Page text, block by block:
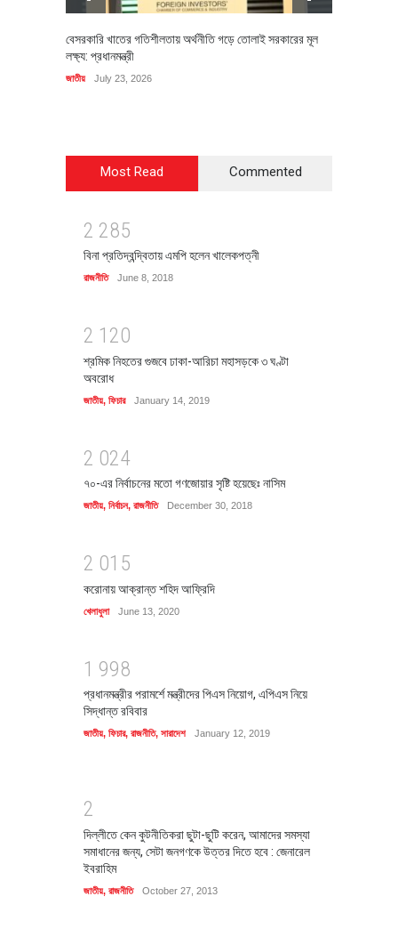
বেসরকারি খাতের গতিশীলতায় অর্থনীতি গড়ে তোলাই সরকারের মূল
লক্ষ্য: প্রধানমন্ত্রী
জাতীয় July 23, 2026
Most Read Commented
2 285
বিনা প্রতিদ্বন্দ্বিতায় এমপি হলেন খালেকপত্নী
রাজনীতি June 8, 2018
2 1 20
শ্রমিক নিহতের গুজবে ঢাকা-আরিচা মহাসড়কে ৩ ঘণ্টা
অবরোধ
জাতীয়, ফিচার January 14, 2019
2 024
৭০-এর নির্বাচনের মতো গণজোয়ার সৃষ্টি হয়েছেঃ নাসিম
জাতীয়, নির্বাচন, রাজনীতি December 30, 2018
2 01 5
করোনায় আক্রান্ত শহিদ আফ্রিদি
খেলাধুলা June 13, 2020
1 998
প্রধানমন্ত্রীর পরামর্শে মন্ত্রীদের পিএস নিয়োগ, এপিএস নিয়ে
সিদ্ধান্ত রবিবার
জাতীয়, ফিচার, রাজনীতি, সারাদেশ January 12, 2019
2
দিল্লীতে কেন কুটনীতিকরা ছুটা-ছুটি করেন, আমাদের সমস্যা
সমাধানের জন্য, সেটা জনগণকে উত্তর দিতে হবে : জেনারেল
ইবরাহিম
জাতীয়, রাজনীতি October 27, 2013